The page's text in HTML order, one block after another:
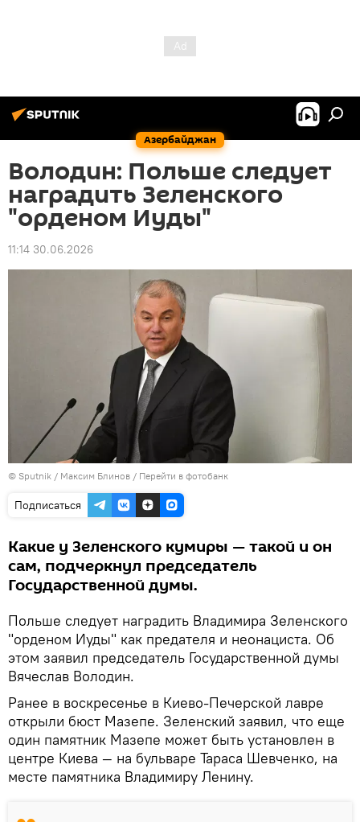
Азербайджан
Володин: Польше следует
наградить Зеленского
"орденом Иуды"
11:14 30.06.2026
© Sputnik / Максим Блинов / Перейти в фотобанк
Подписаться
Какие у Зеленского кумиры — такой и он
сам, подчеркнул председатель
Государственной думы.
Польше следует наградить Владимира Зеленского
"орденом Иуды" как предателя и неонациста. Об
этом заявил председатель Государственной думы
Вячеслав Володин.
Ранее в воскресенье в Киево-Печерской лавре
открыли бюст Мазепе. Зеленский заявил, что еще
один памятник Мазепе может быть установлен в
центре Киева — на бульваре Тараса Шевченко, на
месте памятника Владимиру Ленину.